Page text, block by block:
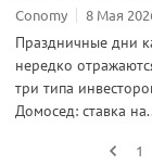
Conomy 8 Мая
Праздничные дни
нередко
три типа
Домосед: ставка
1